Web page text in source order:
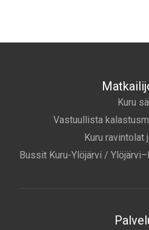
Kuru
Vastuullista
Kuru ravintolat
Bussit Kuru-Ylöjärvi /